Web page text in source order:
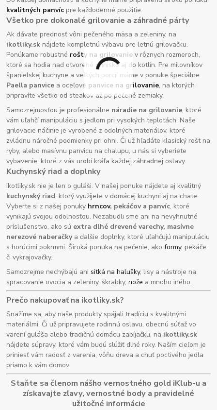
kvalitných panvíc pre každodenné použitie.
Všetko pre dokonalé grilovanie a záhradné párty
Ak dávate prednosť vôni pečeného mäsa a zeleniny, na
ikotliky.sk nájdete kompletnú výbavu pre letnú grilovačku.
Ponúkame robustné rošty na grilovanie v rôznych rozmeroch,
ktoré sa hodia nad otvorené ohnisko aj do kotlín. Pre milovníkov
španielskej kuchyne a veľkých porcií máme v ponuke špeciálne
Paella panvice a oceľové panvice na grilovanie, na ktorých
pripravíte všetko od steakov až po pečené zemiaky.
Samozrejmosťou je profesionálne náradie na grilovanie, ktoré
vám uľahčí manipuláciu s jedlom pri vysokých teplotách. Naše
grilovacie náčinie je vyrobené z odolných materiálov, ktoré
zvládnu náročné podmienky pri ohni. Či už hľadáte klasický rošt na
ryby, alebo masívnu panvicu na chalupu, u nás si vyberiete
vybavenie, ktoré z vás urobí kráľa každej záhradnej oslavy.
Kuchynský riad a doplnky
Ikotliky.sk nie je len o guláši. V našej ponuke nájdete aj kvalitný
kuchynský riad, ktorý využijete v domácej kuchyni aj na chate.
Vyberte si z našej ponuky hrncov, pekáčov a panvíc, ktoré
vynikajú svojou odolnosťou. Nezabudli sme ani na nevyhnutné
príslušenstvo, ako sú extra dlhé drevené varechy, masívne
nerezové naberačkya ďalšie doplnky, ktoré uľahčujú manipuláciu
s horúcimi pokrmmi. Široká ponuka na pečenie, akoformy, pekáče
či vykrajovačky.
Samozrejme nechýbajú anisitká na halušky, lisy a nástroje na
spracovanie ovocia a zeleniny, škrabky,nože a mnoho iného.
Prečo nakupovať na ikotliky.sk?
Snažíme sa, aby naše produkty spájali tradíciu s kvalitnými
materiálmi. Či už pripravujete rodinnú oslavu, obecnú súťaž vo
varení guláša alebo tradičnú domácu zabíjačku, na ikotliky.sk
nájdete súpravy, ktoré vám budú slúžiť dlhé roky. Naším cieľom je
priniesť vám radosť z varenia, vôňu dreva a chuť poctivého jedla
priamo k vám domov.
Staňte sa členom nášho vernostného gold iKlub-u a
získavajte zľavy, vernostné body a pravidelné
užitočné informácie